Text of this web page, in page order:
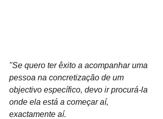
"Se quero ter êxito a acompanhar uma
pessoa na concretização de um
objectivo específico, devo ir procurá-la
onde ela está a começar aí,
exactamente aí.